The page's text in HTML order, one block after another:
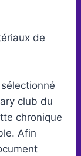
de
club du
chronique
Afin